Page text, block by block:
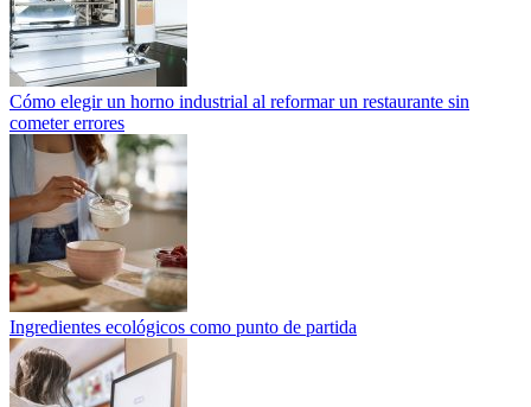
Cómo elegir un horno industrial al reformar un restaurante sin
cometer errores
Ingredientes ecológicos como punto de partida